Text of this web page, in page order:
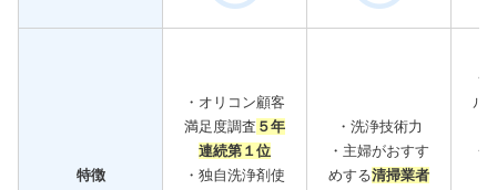
特徴
・オリコン顧客
満足度調査 ５年
連続第１位
・独自洗浄剤使
・洗浄技術力
・主婦がおすす
めする清掃業者
・
ル
・